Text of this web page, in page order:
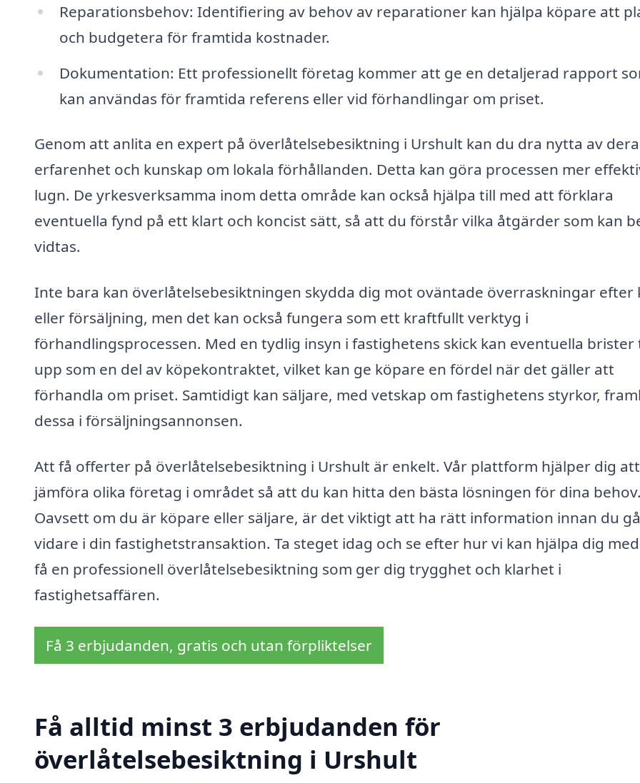
Reparationsbehov: Identifiering av behov av reparationer kan hjälpa köpare att
och budgetera för framtida kostnader.
Dokumentation: Ett professionellt företag kommer att ge en detaljerad rapport
kan användas för framtida referens eller vid förhandlingar om priset.
Genom att anlita en expert på överlåtelsebesiktning i Urshult kan du dra nytta av
erfarenhet och kunskap om lokala förhållanden. Detta kan göra processen mer
lugn. De yrkesverksamma inom detta område kan också hjälpa till med att förklara
eventuella fynd på ett klart och koncist sätt, så att du förstår vilka åtgärder som kan
vidtas.
Inte bara kan överlåtelsebesiktningen skydda dig mot oväntade överraskningar efter
eller försäljning, men det kan också fungera som ett kraftfullt verktyg i
förhandlingsprocessen. Med en tydlig insyn i fastighetens skick kan eventuella brister
upp som en del av köpekontraktet, vilket kan ge köpare en fördel när det gäller att
förhandla om priset. Samtidigt kan säljare, med vetskap om fastighetens styrkor,
dessa i försäljningsannonsen.
Att få offerter på överlåtelsebesiktning i Urshult är enkelt. Vår plattform hjälper dig att
jämföra olika företag i området så att du kan hitta den bästa lösningen för dina
Oavsett om du är köpare eller säljare, är det viktigt att ha rätt information innan du
vidare i din fastighetstransaktion. Ta steget idag och se efter hur vi kan hjälpa dig
få en professionell överlåtelsebesiktning som ger dig trygghet och klarhet i
fastighetsaffären.
Få 3 erbjudanden, gratis och utan förpliktelser
Få alltid minst 3 erbjudanden för
överlåtelsebesiktning i Urshult